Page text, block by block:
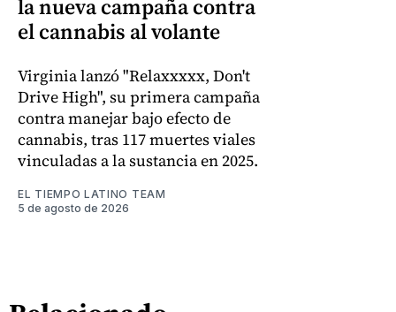
la nueva campaña contra
el cannabis al volante
Virginia lanzó "Relaxxxxx, Don't
Drive High", su primera campaña
contra manejar bajo efecto de
cannabis, tras 117 muertes viales
vinculadas a la sustancia en 2025.
EL TIEMPO LATINO TEAM
5 de agosto de 2026